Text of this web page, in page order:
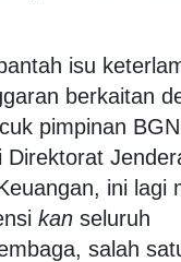
isu
berkaitan
pimpinan
Direktorat
ini lagi
kan seluruh
salah